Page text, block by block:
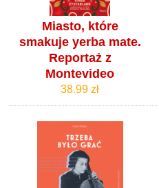
Miasto, które
smakuje yerba mate.
Reportaż z
Montevideo
38.99 zł